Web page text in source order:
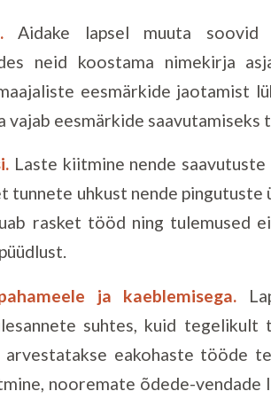
Aidake lapsel muuta soovid
neid koostama nimekirja
eesmärkide jaotamist
vajab eesmärkide saavutamiseks
Laste kiitmine nende
tunnete uhkust nende
rasket tööd ning tulemused
ja kaeblemisega.
suhtes, kuid tegelikult
arvestatakse eakohaste tööde
nooremate õdede-